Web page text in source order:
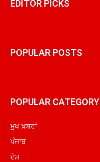
EDITOR PICKS
POPULAR POSTS
POPULAR CATEGORY
ਮੁਖ ਖ਼ਬਰਾਂ
ਪੰਜਾਬ
ਦੇਸ਼